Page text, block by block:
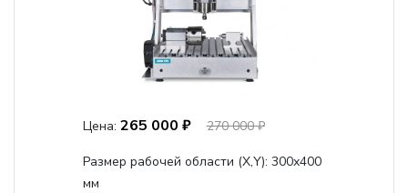
Цена: 265 000 ₽ 270 000 ₽
Размер рабочей области (Х,Y): 300x400
мм